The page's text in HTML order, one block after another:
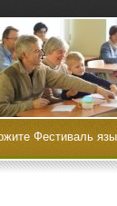
Фестиваль